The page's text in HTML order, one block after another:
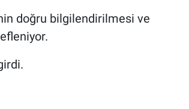
doğru bilgilendirilmesi ve